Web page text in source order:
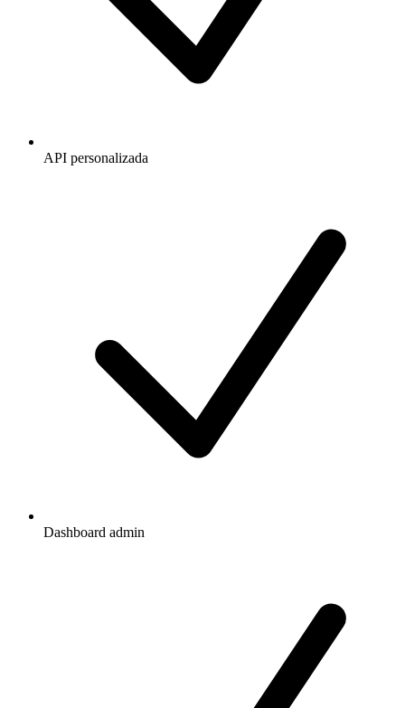
API personalizada
Dashboard admin